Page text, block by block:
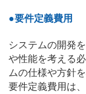
●要件定義費用
システムの開発
や性能を考える
ムの仕様や方針
要件定義費用は